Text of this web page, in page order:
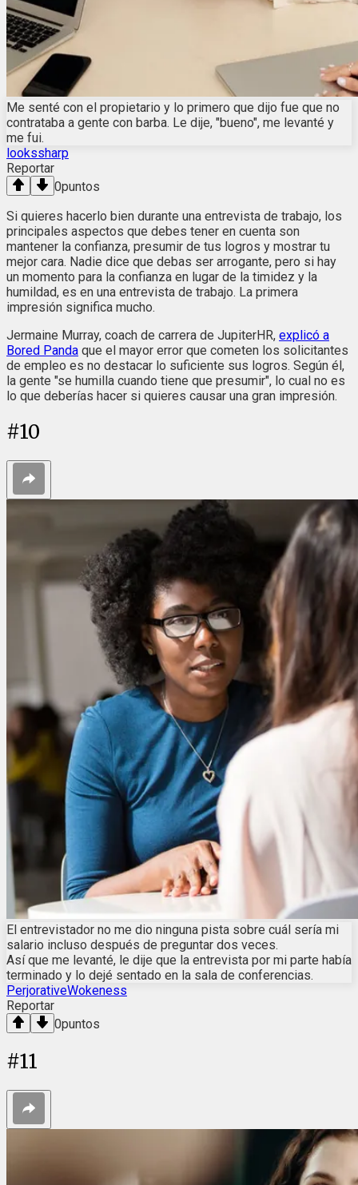
Me senté con el propietario y lo primero que dijo fue que no
contrataba a gente con barba. Le dije, "bueno", me levanté y
me fui.
lookssharp
Reportar
0puntos
Si quieres hacerlo bien durante una entrevista de trabajo, los
principales aspectos que debes tener en cuenta son
mantener la confianza, presumir de tus logros y mostrar tu
mejor cara. Nadie dice que debas ser arrogante, pero si hay
un momento para la confianza en lugar de la timidez y la
humildad, es en una entrevista de trabajo. La primera
impresión significa mucho.
Jermaine Murray, coach de carrera de JupiterHR, explicó a
Bored Panda que el mayor error que cometen los solicitantes
de empleo es no destacar lo suficiente sus logros. Según él,
la gente "se humilla cuando tiene que presumir", lo cual no es
lo que deberías hacer si quieres causar una gran impresión.
#10
El entrevistador no me dio ninguna pista sobre cuál sería mi
salario incluso después de preguntar dos veces.
Así que me levanté, le dije que la entrevista por mi parte había
terminado y lo dejé sentado en la sala de conferencias.
PerjorativeWokeness
Reportar
0puntos
#11